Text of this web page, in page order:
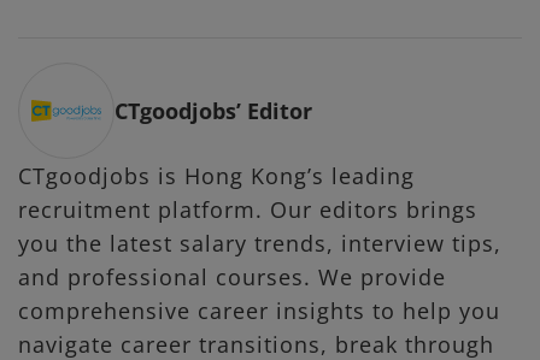
CTgoodjobs’ Editor
CTgoodjobs is Hong Kong’s leading
recruitment platform. Our editors brings
you the latest salary trends, interview tips,
and professional courses. We provide
comprehensive career insights to help you
navigate career transitions, break through